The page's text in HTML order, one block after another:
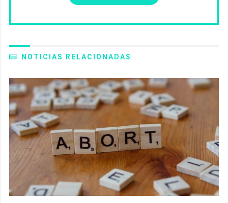
NOTICIAS RELACIONADAS